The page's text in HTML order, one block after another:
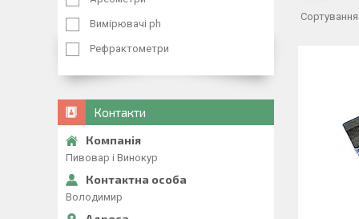
Вимірювачі ph
Рефрактометри
Контакти
Пивовар і Винокур
Володимир